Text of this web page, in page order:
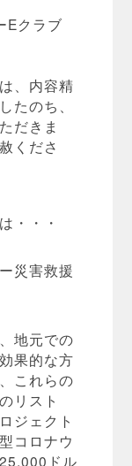
Eクラブ
、内容精
たのち、
だきま
くださ
・・・
災害救援
地元での
果的な方
これらの
リスト
ジェクト
コロナウ
ドル